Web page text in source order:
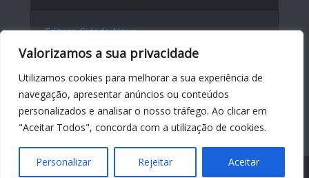
Valorizamos a sua privacidade
Utilizamos cookies para melhorar a sua experiência de
navegação, apresentar anúncios ou conteúdos
personalizados e analisar o nosso tráfego. Ao clicar em
"Aceitar Todos", concorda com a utilização de cookies.
Personalizar Rejeitar Aceitar
Editora Cidade Nova
Site Internacional
Centro Chiara Lubich
Centro Igino Giordani
Sites dos Focolares nos 5 continentes
Copyright © 2026. Movimento dos Focolares. Site oficial em Portugal.